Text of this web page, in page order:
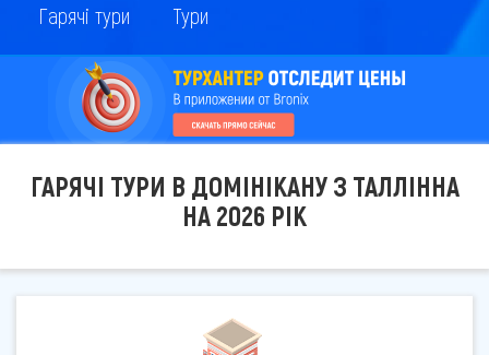
Гарячі тури Тури
ГАРЯЧІ ТУРИ В ДОМІНІКАНУ З ТАЛЛІННА
НА 2026 РІК